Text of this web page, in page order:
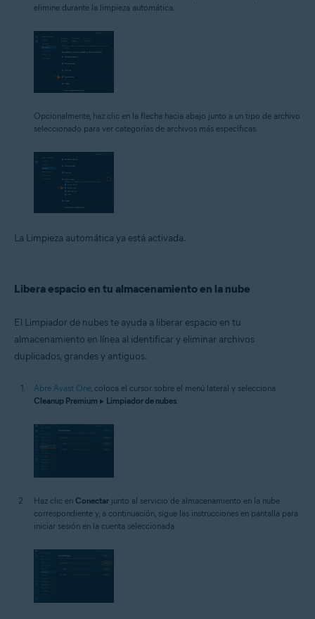
elimine durante la limpieza automática.
Opcionalmente, haz clic en la flecha hacia abajo junto a un tipo de archivo
seleccionado para ver categorías de archivos más específicas.
La Limpieza automática ya está activada.
Libera espacio en tu almacenamiento en la nube
El Limpiador de nubes te ayuda a liberar espacio en tu
almacenamiento en línea al identificar y eliminar archivos
duplicados, grandes y antiguos.
Abre Avast One, coloca el cursor sobre el menú lateral y selecciona
Cleanup Premium ▸ Limpiador de nubes
Haz clic en Conectar junto al servicio de almacenamiento en la nube
correspondiente y, a continuación, sigue las instrucciones en pantalla para
iniciar sesión en la cuenta seleccionada.